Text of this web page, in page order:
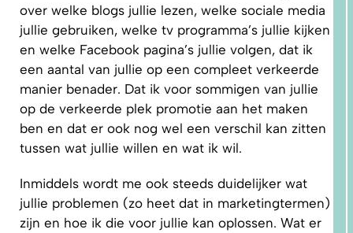
over welke blogs jullie lezen, welke sociale media
jullie gebruiken, welke tv programma’s jullie kijken
en welke Facebook pagina’s jullie volgen, dat ik
een aantal van jullie op een compleet verkeerde
manier benader. Dat ik voor sommigen van jullie
op de verkeerde plek promotie aan het maken
ben en dat er ook nog wel een verschil kan zitten
tussen wat jullie willen en wat ik wil.
Inmiddels wordt me ook steeds duidelijker wat
jullie problemen (zo heet dat in marketingtermen)
zijn en hoe ik die voor jullie kan oplossen. Wat er